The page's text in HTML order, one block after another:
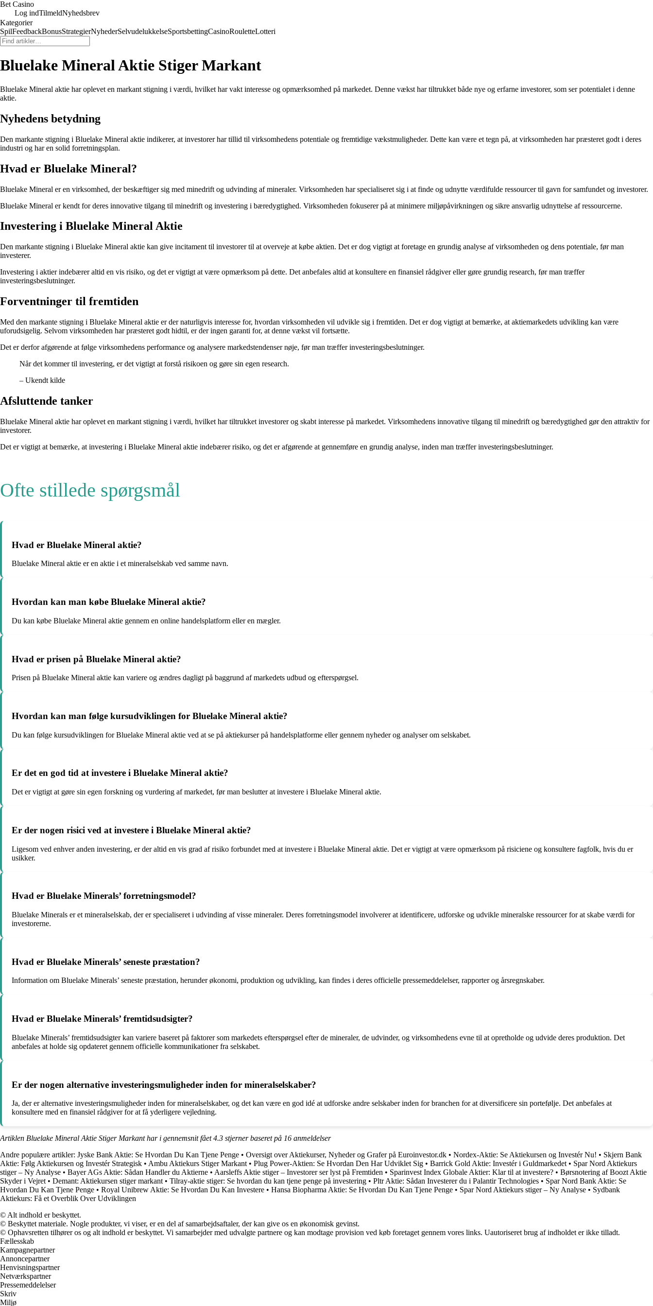
Bet Casino
Log indTilmeldNyhedsbrev
Kategorier
SpilFeedbackBonusStrategierNyhederSelvudelukkelseSportsbettingCasinoRouletteLotteri
Bluelake Mineral Aktie Stiger Markant
Bluelake Mineral aktie har oplevet en markant stigning i værdi, hvilket har vakt interesse og opmærksomhed på markedet. Denne vækst har tiltrukket både nye og erfarne investorer, som ser potentialet i denne
aktie.
Nyhedens betydning
Den markante stigning i Bluelake Mineral aktie indikerer, at investorer har tillid til virksomhedens potentiale og fremtidige vækstmuligheder. Dette kan være et tegn på, at virksomheden har præsteret godt i deres
industri og har en solid forretningsplan.
Hvad er Bluelake Mineral?
Bluelake Mineral er en virksomhed, der beskæftiger sig med minedrift og udvinding af mineraler. Virksomheden har specialiseret sig i at finde og udnytte værdifulde ressourcer til gavn for samfundet og investorer.
Bluelake Mineral er kendt for deres innovative tilgang til minedrift og investering i bæredygtighed. Virksomheden fokuserer på at minimere miljøpåvirkningen og sikre ansvarlig udnyttelse af ressourcerne.
Investering i Bluelake Mineral Aktie
Den markante stigning i Bluelake Mineral aktie kan give incitament til investorer til at overveje at købe aktien. Det er dog vigtigt at foretage en grundig analyse af virksomheden og dens potentiale, før man
investerer.
Investering i aktier indebærer altid en vis risiko, og det er vigtigt at være opmærksom på dette. Det anbefales altid at konsultere en finansiel rådgiver eller gøre grundig research, før man træffer
investeringsbeslutninger.
Forventninger til fremtiden
Med den markante stigning i Bluelake Mineral aktie er der naturligvis interesse for, hvordan virksomheden vil udvikle sig i fremtiden. Det er dog vigtigt at bemærke, at aktiemarkedets udvikling kan være
uforudsigelig. Selvom virksomheden har præsteret godt hidtil, er der ingen garanti for, at denne vækst vil fortsætte.
Det er derfor afgørende at følge virksomhedens performance og analysere markedstendenser nøje, før man træffer investeringsbeslutninger.
Når det kommer til investering, er det vigtigt at forstå risikoen og gøre sin egen research.
– Ukendt kilde
Afsluttende tanker
Bluelake Mineral aktie har oplevet en markant stigning i værdi, hvilket har tiltrukket investorer og skabt interesse på markedet. Virksomhedens innovative tilgang til minedrift og bæredygtighed gør den attraktiv for
investorer.
Det er vigtigt at bemærke, at investering i Bluelake Mineral aktie indebærer risiko, og det er afgørende at gennemføre en grundig analyse, inden man træffer investeringsbeslutninger.
Ofte stillede spørgsmål
Hvad er Bluelake Mineral aktie?
Bluelake Mineral aktie er en aktie i et mineralselskab ved samme navn.
Hvordan kan man købe Bluelake Mineral aktie?
Du kan købe Bluelake Mineral aktie gennem en online handelsplatform eller en mægler.
Hvad er prisen på Bluelake Mineral aktie?
Prisen på Bluelake Mineral aktie kan variere og ændres dagligt på baggrund af markedets udbud og efterspørgsel.
Hvordan kan man følge kursudviklingen for Bluelake Mineral aktie?
Du kan følge kursudviklingen for Bluelake Mineral aktie ved at se på aktiekurser på handelsplatforme eller gennem nyheder og analyser om selskabet.
Er det en god tid at investere i Bluelake Mineral aktie?
Det er vigtigt at gøre sin egen forskning og vurdering af markedet, før man beslutter at investere i Bluelake Mineral aktie.
Er der nogen risici ved at investere i Bluelake Mineral aktie?
Ligesom ved enhver anden investering, er der altid en vis grad af risiko forbundet med at investere i Bluelake Mineral aktie. Det er vigtigt at være opmærksom på risiciene og konsultere fagfolk, hvis du er
usikker.
Hvad er Bluelake Minerals’ forretningsmodel?
Bluelake Minerals er et mineralselskab, der er specialiseret i udvinding af visse mineraler. Deres forretningsmodel involverer at identificere, udforske og udvikle mineralske ressourcer for at skabe værdi for
investorerne.
Hvad er Bluelake Minerals’ seneste præstation?
Information om Bluelake Minerals’ seneste præstation, herunder økonomi, produktion og udvikling, kan findes i deres officielle pressemeddelelser, rapporter og årsregnskaber.
Hvad er Bluelake Minerals’ fremtidsudsigter?
Bluelake Minerals’ fremtidsudsigter kan variere baseret på faktorer som markedets efterspørgsel efter de mineraler, de udvinder, og virksomhedens evne til at opretholde og udvide deres produktion. Det
anbefales at holde sig opdateret gennem officielle kommunikationer fra selskabet.
Er der nogen alternative investeringsmuligheder inden for mineralselskaber?
Ja, der er alternative investeringsmuligheder inden for mineralselskaber, og det kan være en god idé at udforske andre selskaber inden for branchen for at diversificere sin portefølje. Det anbefales at
konsultere med en finansiel rådgiver for at få yderligere vejledning.
Artiklen Bluelake Mineral Aktie Stiger Markant har i gennemsnit fået4.3 stjerner baseret på 16 anmeldelser
Andre populære artikler: Jyske Bank Aktie: Se Hvordan Du Kan Tjene Penge • Oversigt over Aktiekurser, Nyheder og Grafer på Euroinvestor.dk • Nordex-Aktie: Se Aktiekursen og Investér Nu! • Skjern Bank
Aktie: Følg Aktiekursen og Investér Strategisk • Ambu Aktiekurs Stiger Markant • Plug Power-Aktien: Se Hvordan Den Har Udviklet Sig • Barrick Gold Aktie: Investér i Guldmarkedet • Spar Nord Aktiekurs
stiger – Ny Analyse • Bayer AGs Aktie: Sådan Handler du Aktierne • Aarsleffs Aktie stiger – Investorer ser lyst på Fremtiden • Sparinvest Index Globale Aktier: Klar til at investere? • Børsnotering af Boozt Aktie
Skyder i Vejret • Demant: Aktiekursen stiger markant • Tilray-aktie stiger: Se hvordan du kan tjene penge på investering • Pltr Aktie: Sådan Investerer du i Palantir Technologies • Spar Nord Bank Aktie: Se
Hvordan Du Kan Tjene Penge • Royal Unibrew Aktie: Se Hvordan Du Kan Investere • Hansa Biopharma Aktie: Se Hvordan Du Kan Tjene Penge • Spar Nord Aktiekurs stiger – Ny Analyse • Sydbank
Aktiekurs: Få et Overblik Over Udviklingen
© Alt indhold er beskyttet.
© Beskyttet materiale. Nogle produkter, vi viser, er en del af samarbejdsaftaler, der kan give os en økonomisk gevinst.
© Ophavsretten tilhører os og alt indhold er beskyttet. Vi samarbejder med udvalgte partnere og kan modtage provision ved køb foretaget gennem vores links. Uautoriseret brug af indholdet er ikke tilladt.
Fællesskab
Kampagnepartner
Annoncepartner
Henvisningspartner
Netværkspartner
Pressemeddelelser
Skriv
Miljø